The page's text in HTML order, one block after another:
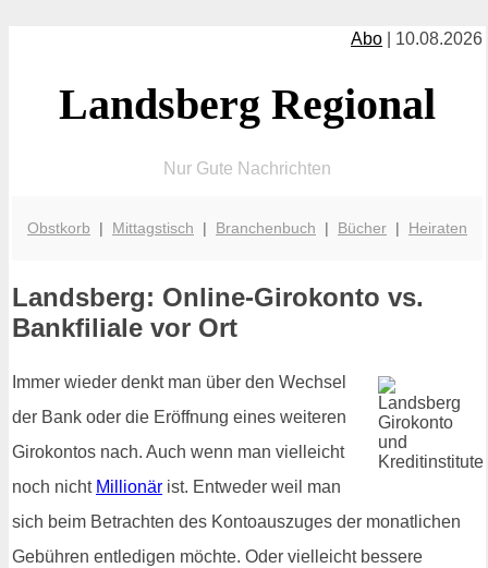
Abo | 10.08.2026
Landsberg Regional
Nur Gute Nachrichten
Obstkorb | Mittagstisch | Branchenbuch | Bücher | Heiraten
Landsberg: Online-Girokonto vs.
Bankfiliale vor Ort
Immer wieder denkt man über den Wechsel
der Bank oder die Eröffnung eines weiteren
Girokontos nach. Auch wenn man vielleicht
noch nicht Millionär ist. Entweder weil man
sich beim Betrachten des Kontoauszuges der monatlichen
Gebühren entledigen möchte. Oder vielleicht bessere